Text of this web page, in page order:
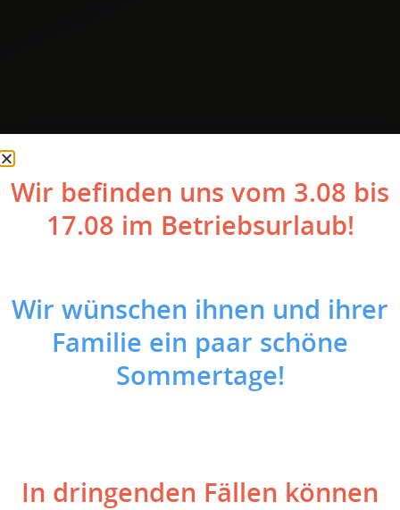
wird aufgrund von kontinuierlich steigenden
Energiekosten stetig vorangetrieben. Der Gebäude-
Altbestand wird umfassend modernisiert und bietet
seinen Bewohnern neuen Komfort: etwa durch neue,
energieeffiziente Fenster und Türen, sowie
Wir befinden uns vom 3.08 bis
17.08 im Betriebsurlaub!
Wir wünschen ihnen und ihrer
Familie ein paar schöne
Sommertage!
In dringenden Fällen können